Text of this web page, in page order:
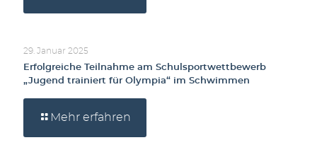
29. Januar 2025
Erfolgreiche Teilnahme am Schulsportwettbewerb
„Jugend trainiert für Olympia“ im Schwimmen
Mehr erfahren